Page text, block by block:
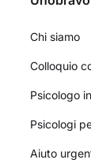
Chi siamo
Colloquio
Psicologo
Psicologi
Aiuto